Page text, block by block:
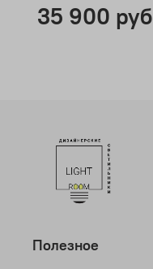
35 900 руб
Полезное